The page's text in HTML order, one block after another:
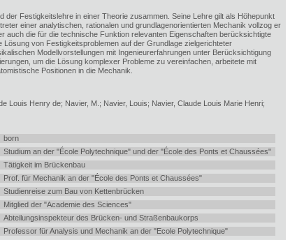
Festigkeitslehre in einer Theorie zusammen. Seine Lehre gilt als Höhepunkt
einer analytischen, rationalen und grundlagenorientierten Mechanik vollzog er
auch die für die technische Funktion relevanten Eigenschaften berücksichtigte
von Festigkeitsproblemen auf der Grundlage zielgerichteter
Modellvorstellungen mit Ingenieurerfahrungen unter Berücksichtigung
um die Lösung komplexer Probleme zu vereinfachen, arbeitete mit
Positionen in die Mechanik.
Louis Henry de; Navier, M.; Navier, Louis; Navier, Claude Louis Marie Henri;
born
Studium an der "École Polytechnique" und der "École des Ponts et Chaussées"
Tätigkeit im Brückenbau
Prof. für Mechanik an der "École des Ponts et Chaussées"
Studienreise zum Bau von Kettenbrücken
Mitglied der "Academie des Sciences"
Abteilungsinspekteur des Brücken- und Straßenbaukorps
Professor für Analysis und Mechanik an der "Ecole Polytechnique"